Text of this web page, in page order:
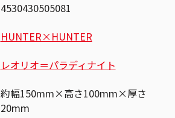
4530430505081
HUNTER×HUNTER
レオリオ＝パラディナイト
約幅150mm×高さ100mm×厚さ
20mm